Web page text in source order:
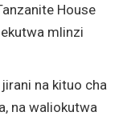
House
mlinzi
na kituo cha
na waliokutwa